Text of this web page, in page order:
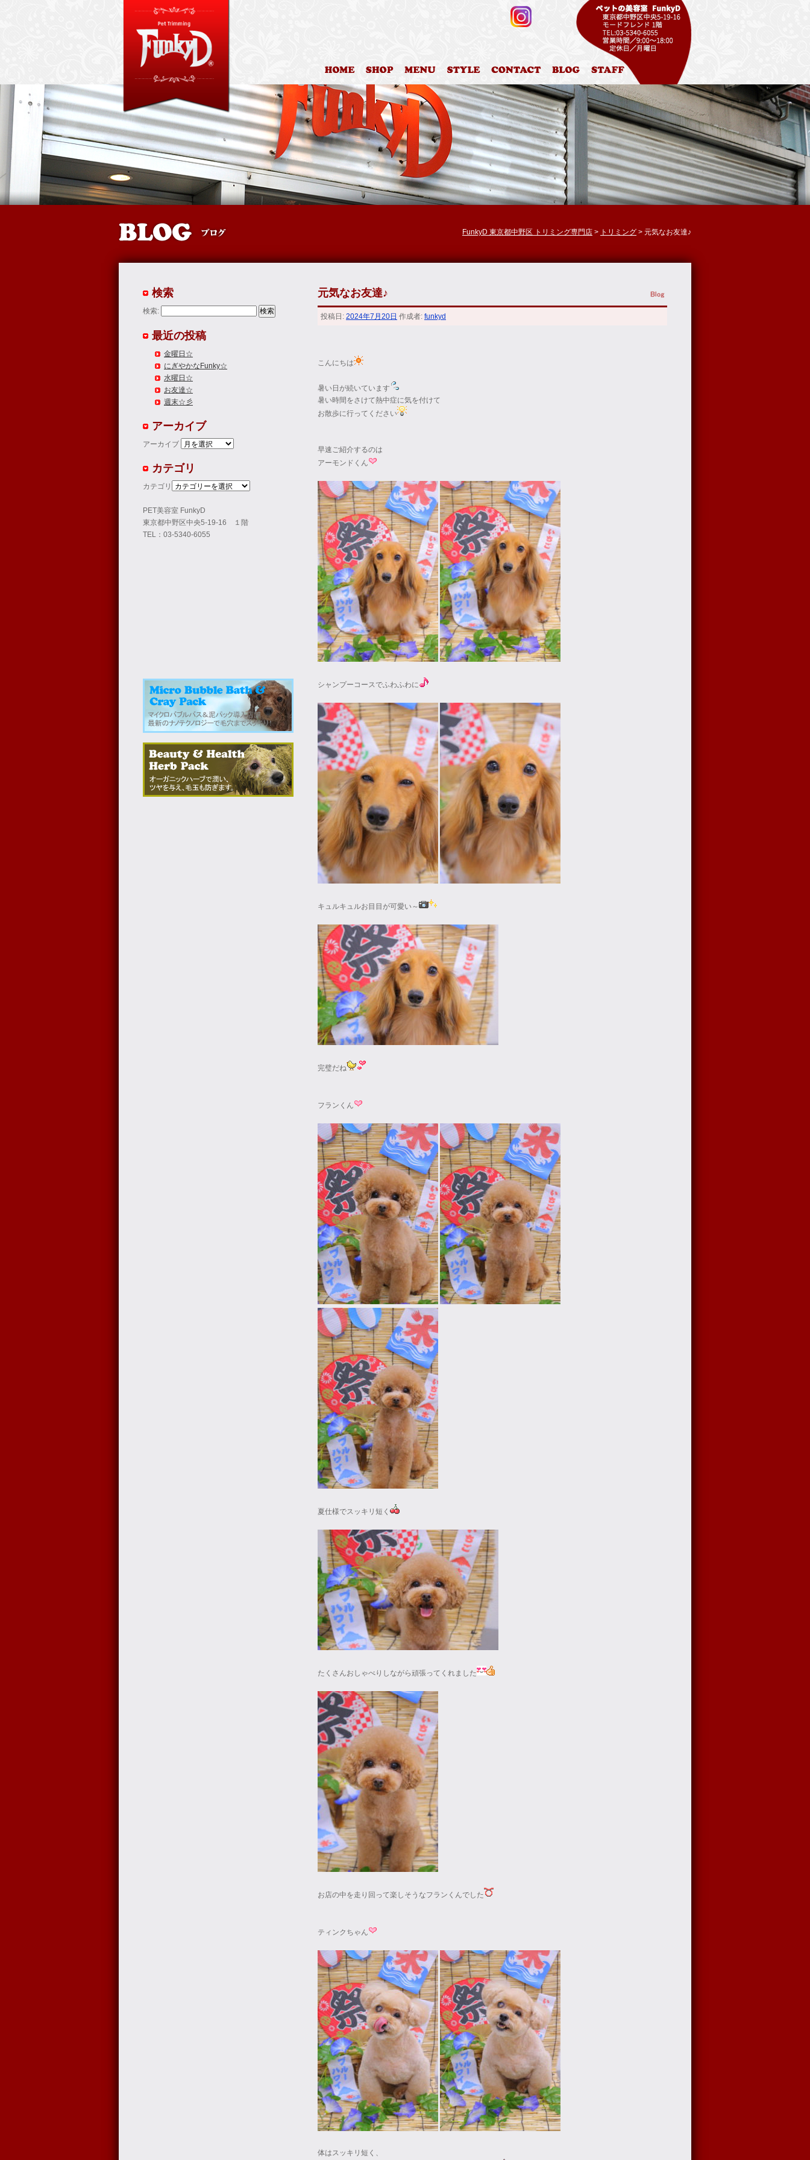
HOME 店舗案内 料金表 カットスタイル お問合わせ ブログ スタッフ紹介
FunkyD 東京都中野区 トリミング専門店 > トリミング > 元気なお友達♪
元気なお友達♪
投稿日: 2024年7月20日 作成者: funkyd
こんにちは
暑い日が続いています
暑い時間をさけて熱中症に気を付けて
お散歩に行ってください
早速ご紹介するのは
アーモンドくん
シャンプーコースでふわふわに
キュルキュルお目目が可愛い～
完璧だね
フランくん
夏仕様でスッキリ短く
たくさんおしゃべりしながら頑張ってくれました
お店の中を走り回って楽しそうなフランくんでした
ティンクちゃん
体はスッキリ短く、
検索
検索:
最近の投稿
金曜日☆
にぎやかなFunky☆
水曜日☆
お友達☆
週末☆彡
アーカイブ
アーカイブ
カテゴリ
カテゴリ
PET美容室 FunkyD
東京都中野区中央5-19-16 １階
TEL：03-5340-6055